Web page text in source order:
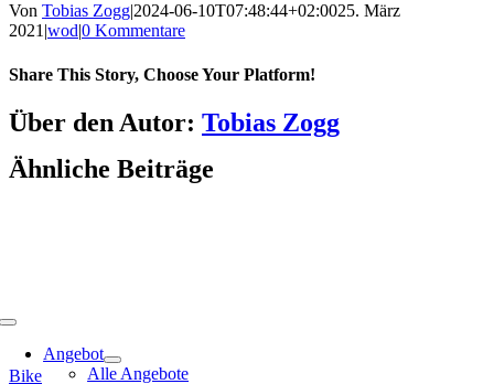
Toggle
NavigationAngebot
Alle Angebote
Von Tobias Zogg|2024-06-10T07:48:44+02:0025. März
2021|wod|0 Kommentare
Share This Story, Choose Your Platform!
Facebook
LinkedIn
WhatsApp
Telegram
Tumblr
Pinterest
Vk
Xing
E-
Mail
Über den Autor: Tobias Zogg
Ähnliche Beiträge
Bike